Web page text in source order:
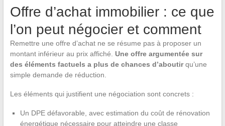
Offre d’achat immobilier : ce que
l’on peut négocier et comment
Remettre une offre d’achat ne se résume pas à proposer un
montant inférieur au prix affiché. Une offre argumentée sur
des éléments factuels a plus de chances d’aboutirqu’une
simple demande de réduction.
Les éléments qui justifient une négociation sont concrets :
Un DPE défavorable, avec estimation du coût de rénovation
énergétique nécessaire pour atteindre une classe